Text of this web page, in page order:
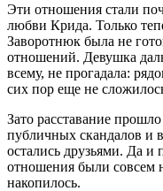
Эти отношения стали
любви Крида. Только
Заворотнюк была не
отношений. Девушка
всему, не прогадала:
сих пор еще не
Зато расставание
публичных скандалов и
остались друзьями. Да и
отношения были совсем
накопилось.